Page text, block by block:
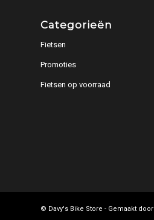
Categorieën
Fietsen
Promoties
Fietsen op voorraad
© Davy's Bike Store - Gemaakt door